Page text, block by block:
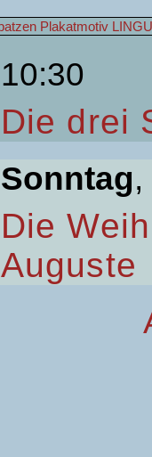
10:30
Die drei
Sonntag
Die
Auguste